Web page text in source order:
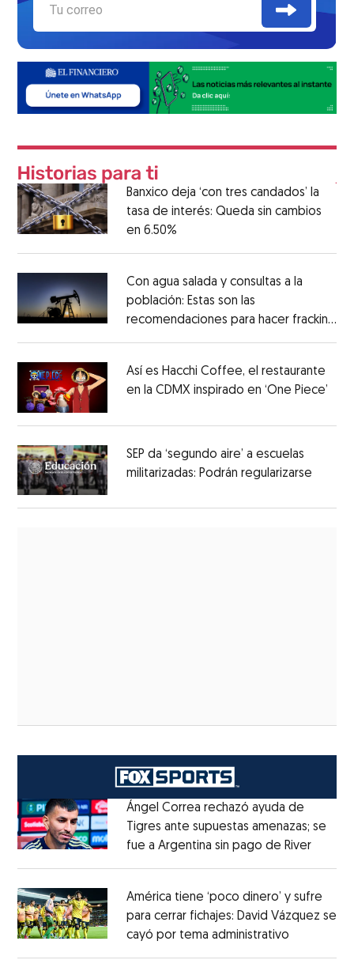
Banxico deja ‘con tres candados’ la
tasa de interés: Queda sin cambios
en 6.50%
Con agua salada y consultas a la
población: Estas son las
recomendaciones para hacer fracking
en México
Así es Hacchi Coffee, el restaurante
en la CDMX inspirado en ‘One Piece’
SEP da ‘segundo aire’ a escuelas
militarizadas: Podrán regularizarse
Ángel Correa rechazó ayuda de
Tigres ante supuestas amenazas; se
fue a Argentina sin pago de RiverOpens
América tiene ‘poco dinero’ y sufre
para cerrar fichajes: David Vázquez se
cayó por tema administrativo